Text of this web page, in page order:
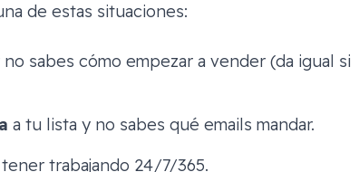
de estas situaciones:
sabes cómo empezar a vender (da igual si
a tu lista y no sabes qué emails mandar.
trabajando 24/7/365.